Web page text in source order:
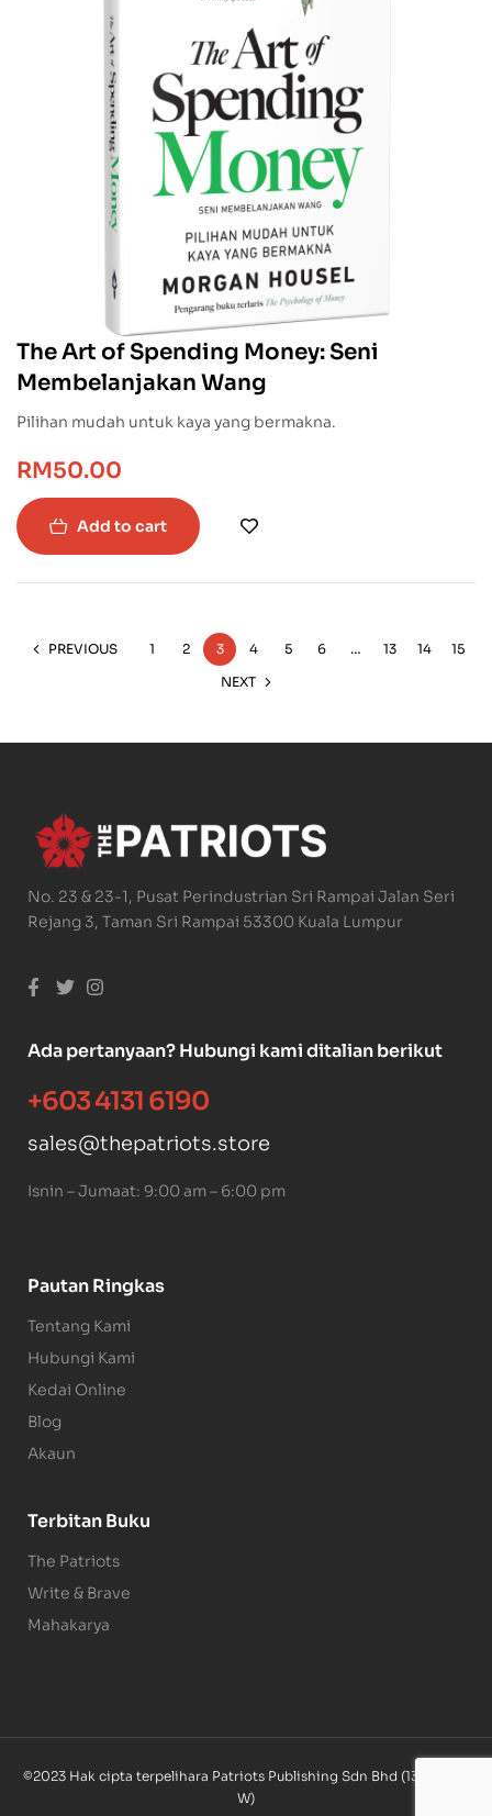
The Art of Spending Money: Seni
Membelanjakan Wang
Pilihan mudah untuk kaya yang bermakna.
RM50.00
Add to cart
PREVIOUS 1 2 3 4 5 6 … 13 14
15
NEXT
No. 23 & 23-1, Pusat Perindustrian Sri Rampai Jalan Seri
Rejang 3, Taman Sri Rampai 53300 Kuala Lumpur
Ada pertanyaan? Hubungi kami ditalian berikut
+603 4131 6190
sales@thepatriots.store
Isnin – Jumaat: 9:00 am – 6:00 pm
Pautan Ringkas
Tentang Kami
Hubungi Kami
Kedai Online
Blog
Akaun
Terbitan Buku
The Patriots
Write & Brave
Mahakarya
©2023 Hak cipta terpelihara Patriots Publishing Sdn Bhd (1340085-
W)